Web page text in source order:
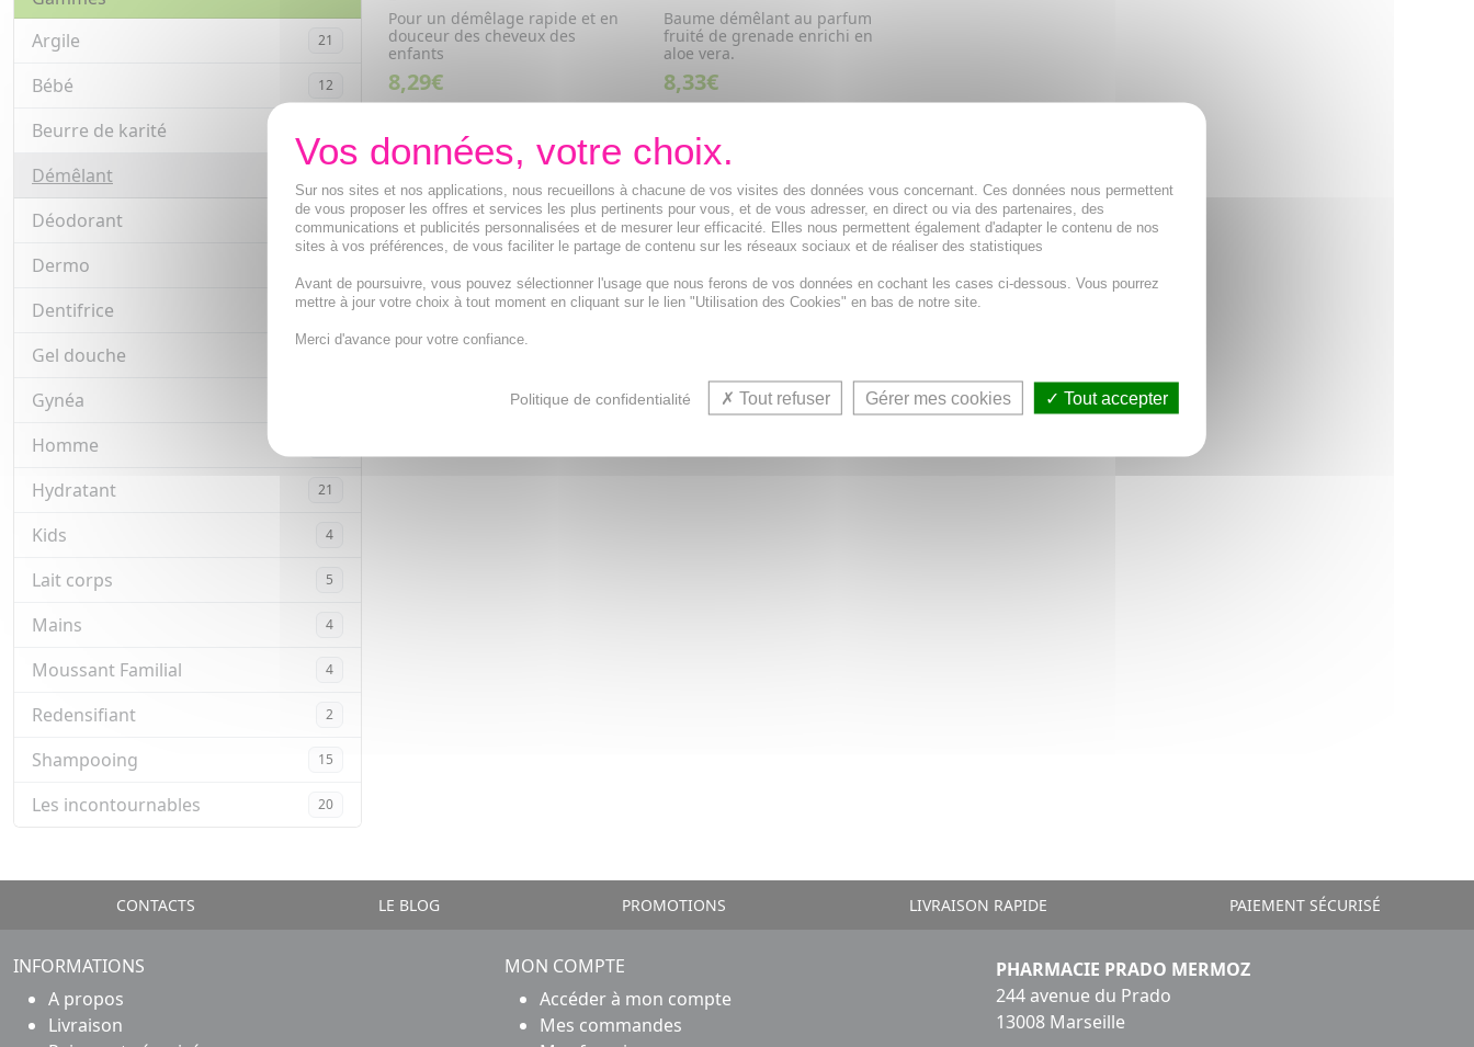
Argile
21
Bébé 12
Beurre de karité
Démêlant
Déodorant 4
Dermo
Dentifrice 6
Gel douche
Gynéa
Homme
Hydratant 21
Kids 4
Lait corps 5
Mains 4
Moussant Familial 4
Redensifiant 2
Shampooing 15
Les incontournables 20
Pour un démêlage rapide et en
douceur des cheveux des
enfants
8,29€
Baume démêlant au parfum
fruité de grenade enrichi en
aloe vera.
8,33€
CONTACTS LE BLOG PROMOTIONS LIVRAISON RAPIDE PAIEMENT SÉCURISÉ
INFORMATIONS
A propos
Livraison
MON COMPTE
Accéder à mon compte
Mes commandes
PHARMACIE PRADO MERMOZ
244 avenue du Prado
13008 Marseille
Sur nos sites et nos applications, nous recueillons à chacune de vos visites des données vous concernant. Ces données nous permettent
de vous proposer les offres et services les plus pertinents pour vous, et de vous adresser, en direct ou via des partenaires, des
communications et publicités personnalisées et de mesurer leur efficacité. Elles nous permettent également d'adapter le contenu de nos
sites à vos préférences, de vous faciliter le partage de contenu sur les réseaux sociaux et de réaliser des statistiques
Avant de poursuivre, vous pouvez sélectionner l'usage que nous ferons de vos données en cochant les cases ci-dessous. Vous pourrez
mettre à jour votre choix à tout moment en cliquant sur le lien "Utilisation des Cookies" en bas de notre site.
Merci d'avance pour votre confiance.
Politique de confidentialité Tout refuser Gérer mes cookies Tout accepter